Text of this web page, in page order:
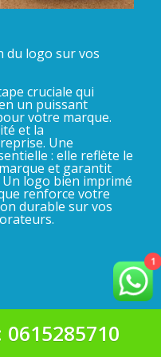
du logo sur vos
cruciale qui
un puissant
votre marque.
et la
Une
: elle reflète le
et garantit
logo bien imprimé
renforce votre
durable sur vos
1